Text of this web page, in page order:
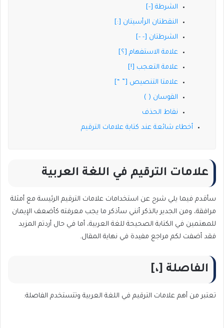
الشرطة [-]
النقطتان الرأسيتان [:]
الشرطتان [- -]
علامة الاستفهام [؟]
علامة التعجب [!]
علامتا التنصيص [” “]
القوسان ( )
نقاط الحذف
أخطاء شائعة عند كتابة علامات الترقيم
علامات الترقيم في اللغة العربية
سأقدم فيما يلي شرح عن استخدامات علامات الترقيم الرئيسة مع أمثلة
مرافقة، ومن الجدير بالذكر أنني سأذكر ما يجب معرفته كأضعف الإيمان
للمهتمين في الكتابة الصحيحة للغة العربية، أما في حال أردتم المزيد
فقد أضفت لكم مراجع مفيدة في نهاية المقال.
الفاصلة [،]
تعتبر من أهم علامات الترقيم في اللغة العربية وتتستخدم الفاصلة: